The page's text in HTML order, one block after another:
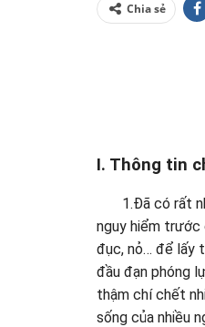
Chia sẻ
I. Thông tin
1.Đã có rất
nguy hiểm trước
đục, nỏ… để lấy
đầu đạn phóng
thậm chí chết
sống của nhiều